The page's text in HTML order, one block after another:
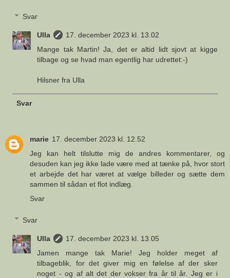
Svar
Ulla
17. december 2023 kl. 13.02
Mange tak Martin! Ja, det er altid lidt sjovt at kigge
tilbage og se hvad man egentlig har udrettet:-)
Hilsner fra Ulla
Svar
marie 17. december 2023 kl. 12.52
Jeg kan helt tilslutte mig de andres kommentarer, og
desuden kan jeg ikke lade være med at tænke på, hvor stort
et arbejde det har været at vælge billeder og sætte dem
sammen til sådan et flot indlæg.
Svar
Svar
Ulla
17. december 2023 kl. 13.05
Jamen mange tak Marie! Jeg holder meget af
tilbageblik, for det giver mig en følelse af der sker
noget - og af alt det der vokser fra år til år. Jeg er i